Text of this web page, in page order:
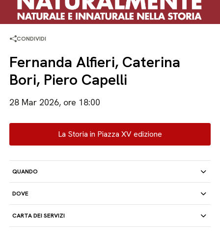
CONDIVIDI
Fernanda Alfieri, Caterina
Bori, Piero Capelli
28 Mar 2026, ore 18:00
La Storia in Piazza XV edizione
QUANDO
DOVE
CARTA DEI SERVIZI